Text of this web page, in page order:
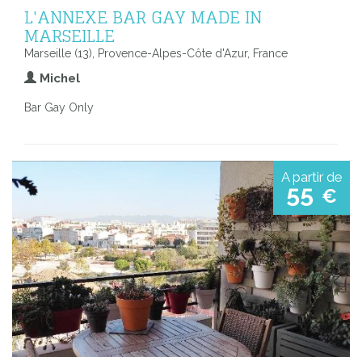
L'ANNEXE BAR GAY MADE IN
MARSEILLE
Marseille (13), Provence-Alpes-Côte d'Azur, France
Michel
Bar Gay Only
A partir de
55 €